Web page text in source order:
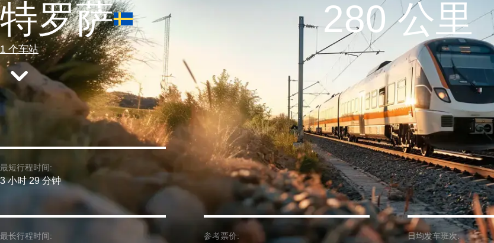
特罗萨
1 个车站
280 公里
最短行程时间:
3 小时 29 分钟
最长行程时间: 参考票价: 日均发车班次: